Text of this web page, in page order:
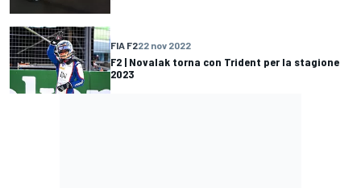
FIA F222 nov 2022
F2 | Novalak torna con Trident per la stagione
2023